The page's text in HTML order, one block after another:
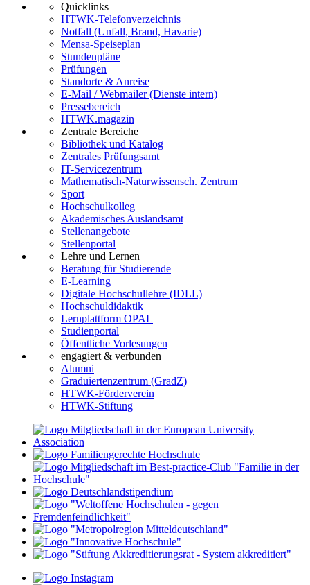
Quicklinks
HTWK-Telefonverzeichnis
Notfall (Unfall, Brand, Havarie)
Mensa-Speiseplan
Stundenpläne
Prüfungen
Standorte & Anreise
E-Mail / Webmailer (Dienste intern)
Pressebereich
HTWK.magazin
Zentrale Bereiche
Bibliothek und Katalog
Zentrales Prüfungsamt
IT-Servicezentrum
Mathematisch-Naturwissensch. Zentrum
Sport
Hochschulkolleg
Akademisches Auslandsamt
Stellenangebote
Stellenportal
Lehre und Lernen
Beratung für Studierende
E-Learning
Digitale Hochschullehre (IDLL)
Hochschuldidaktik +
Lernplattform OPAL
Studienportal
Öffentliche Vorlesungen
engagiert & verbunden
Alumni
Graduiertenzentrum (GradZ)
HTWK-Förderverein
HTWK-Stiftung